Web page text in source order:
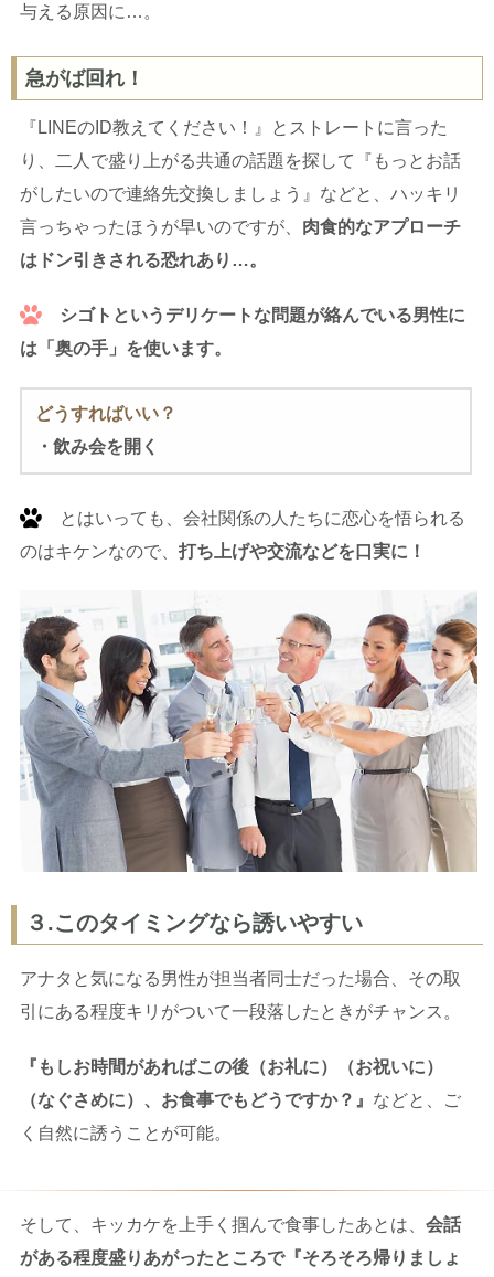
与える原因に…。
急がば回れ！
『LINEのID教えてください！』とストレートに言った
り、二人で盛り上がる共通の話題を探して『もっとお話
がしたいので連絡先交換しましょう』などと、ハッキリ
言っちゃったほうが早いのですが、 肉食的なアプローチ
はドン引きされる恐れあり…。
シゴトというデリケートな問題が絡んでいる男性に
は「奥の手」を使います。
どうすればいい？
・飲み会を開く
とはいっても、会社関係の人たちに恋心を悟られる
のはキケンなので、 打ち上げや交流などを口実に！
３.このタイミングなら誘いやすい
アナタと気になる男性が担当者同士だった場合、その取
引にある程度キリがついて一段落したときがチャンス。
『もしお時間があればこの後（お礼に）（お祝いに）
（なぐさめに）、お食事でもどうですか？』 などと、ご
く自然に誘うことが可能。
そして、キッカケを上手く掴んで食事したあとは、 会話
がある程度盛りあがったところで『そろそろ帰りましょ